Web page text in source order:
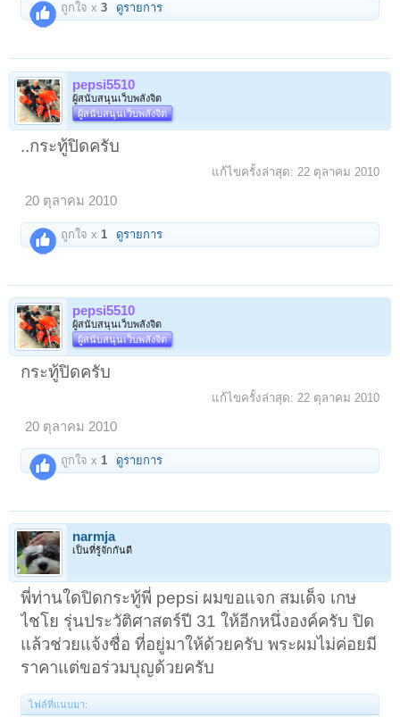
ถูกใจ x3 ดูรายการ
pepsi5510
ผู้สนับสนุนเว็บพลังจิต
ผู้สนับสนุนเว็บพลังจิต
..กระทู้ปิดครับ
แก้ไขครั้งล่าสุด: 22 ตุลาคม 2010
20 ตุลาคม 2010
ถูกใจ x 1 ดูรายการ
pepsi5510
ผู้สนับสนุนเว็บพลังจิต
ผู้สนับสนุนเว็บพลังจิต
กระทู้ปิดครับ
แก้ไขครั้งล่าสุด: 22 ตุลาคม 2010
20 ตุลาคม 2010
ถูกใจ x 1 ดูรายการ
narmja
เป็นที่รู้จักกันดี
พี่ท่านใดปิดกระทู้พี่ pepsi ผมขอแจก สมเด็จ เกษ
ไชโย รุ่นประวัติศาสตร์ปี 31 ให้อีกหนึ่งองค์ครับ ปิด
แล้วช่วยแจ้งชื่อ ที่อยู่มาให้ด้วยครับ พระผมไม่ค่อยมี
ราคาแต่ขอร่วมบุญด้วยครับ
ไฟล์ที่แนบมา: